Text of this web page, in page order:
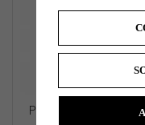
Ping Blueprint S -24 - 6